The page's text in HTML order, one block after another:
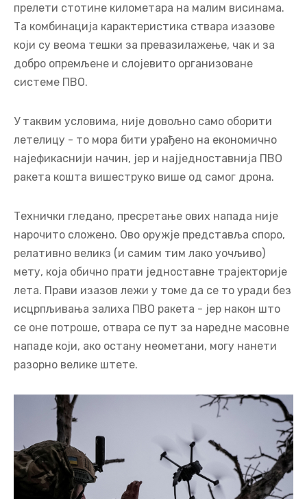
прелети стотине километара на малим висинама.
Та комбинација карактеристика ствара изазове
који су веома тешки за превазилажење, чак и за
добро опремљене и слојевито организоване
системе ПВО.
У таквим условима, није довољно само оборити
летелицу - то мора бити урађено на економично
најефикаснији начин, јер и најједноставнија ПВО
ракета кошта вишеструко више од самог дрона.
Технички гледано, пресретање ових напада није
нарочито сложено. Ово оружје представља споро,
релативно великз (и самим тим лако уочљиво)
мету, која обично прати једноставне трајекторије
лета. Прави изазов лежи у томе да се то уради без
исцрпљивања залиха ПВО ракета - јер након што
се оне потроше, отвара се пут за наредне масовне
нападе који, ако остану неометани, могу нанети
разорно велике штете.